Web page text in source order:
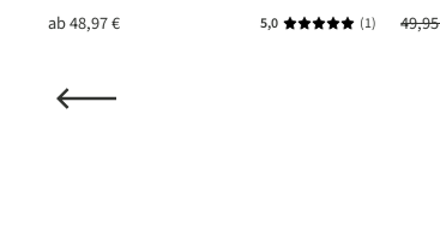
Bewertung von 5 von 5 Sternen
ab48,97 € 5,0 Durchschnittliche
(1)